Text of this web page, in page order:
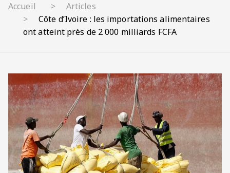
Accueil
Articles
Côte d’Ivoire : les importations alimentaires
ont atteint près de 2 000 milliards FCFA